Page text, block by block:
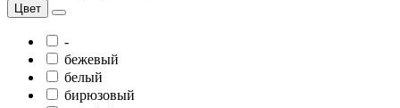
Цвет
-
бежевый
белый
бирюзовый